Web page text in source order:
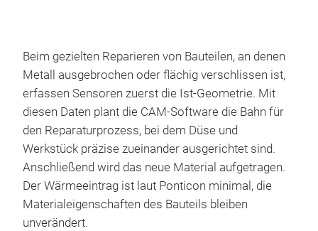
Beim gezielten Reparieren von Bauteilen, an denen
Metall ausgebrochen oder flächig verschlissen ist,
erfassen Sensoren zuerst die Ist-Geometrie. Mit
diesen Daten plant die CAM-Software die Bahn für
den Reparaturprozess, bei dem Düse und
Werkstück präzise zueinander ausgerichtet sind.
Anschließend wird das neue Material aufgetragen.
Der Wärmeeintrag ist laut Ponticon minimal, die
Materialeigenschaften des Bauteils bleiben
unverändert.